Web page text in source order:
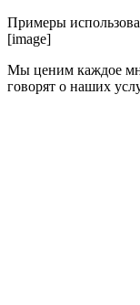
Примеры
[image]
Мы ценим каждое
говорят о наших